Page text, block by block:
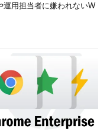
運用担当者に嫌われないW